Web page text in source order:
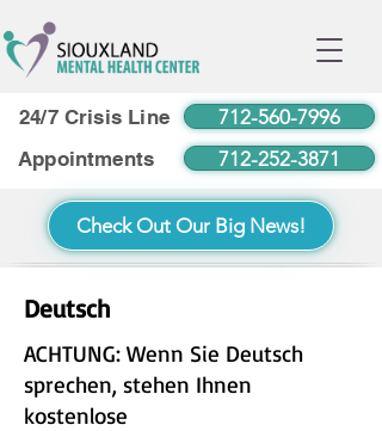
24/7 Crisis Line
712-560-7996
Appointments
712-252-3871
Check Out Our Big News!
Deutsch
ACHTUNG: Wenn Sie Deutsch
sprechen, stehen Ihnen
kostenlose